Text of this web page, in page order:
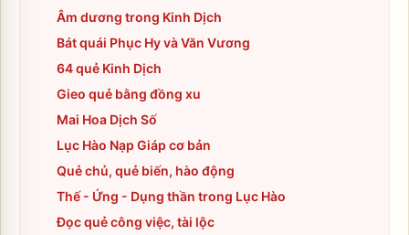
Âm dương trong Kinh Dịch
Bát quái Phục Hy và Văn Vương
64 quẻ Kinh Dịch
Gieo quẻ bằng đồng xu
Mai Hoa Dịch Số
Lục Hào Nạp Giáp cơ bản
Quẻ chủ, quẻ biến, hào động
Thế - Ứng - Dụng thần trong Lục Hào
Đọc quẻ công việc, tài lộc